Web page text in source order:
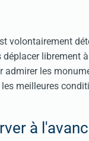
volontairement
librement
admirer les
meilleures
à